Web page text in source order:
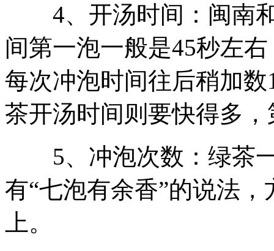
4、开汤时间：闽南和
间第一泡一般是45秒左
每次冲泡时间往后稍加
茶开汤时间则要快得多
5、冲泡次数：绿茶一
有“七泡有余香”的说法
上。